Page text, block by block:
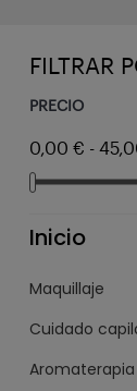
FILTRAR
PRECIO
0,00 € -
Inicio
Maquillaje
Cuidado
Aromaterapia